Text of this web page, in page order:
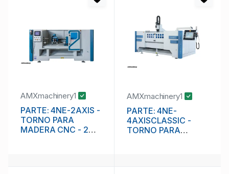
AMXmachinery1
PARTE: 4NE-2AXIS -
TORNO PARA
MADERA CNC - 2
AMXmachinery1
PARTE: 4NE-
4AXISCLASSIC -
TORNO PARA